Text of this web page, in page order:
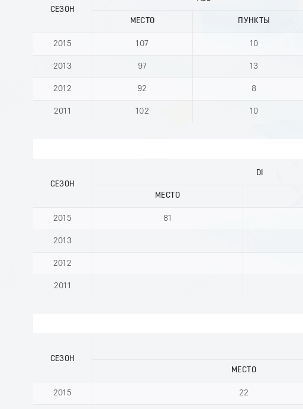
СЕЗОН
МЕСТО ПУНКТЫ
2015 107 10
2013 97 13
2012 92 8
2011 102 10
СЕЗОН
DI
МЕСТО
2015 81
2013
2012
2011
СЕЗОН
МЕСТО
2015 22